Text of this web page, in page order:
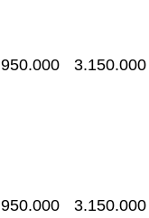
3.150.000
3.150.000